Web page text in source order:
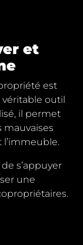
et
est
véritable outil
il permet
mauvaises
l’immeuble.
s’appuyer
une